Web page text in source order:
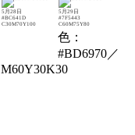
5月28日
#BC641D
C30M70Y100
5月29日
#7F5443
C60M75Y80
色：
#BD6970／
M60Y30K30